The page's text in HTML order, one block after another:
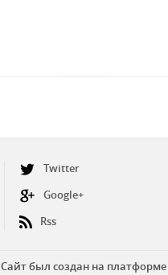
Twitter
Google+
Rss
Сайт был создан на платформе